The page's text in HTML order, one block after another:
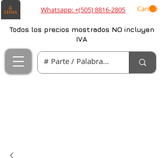
Whatsapp: +(505) 8816-2805 Carrito
Todos los precios mostrados NO incluyen
IVA